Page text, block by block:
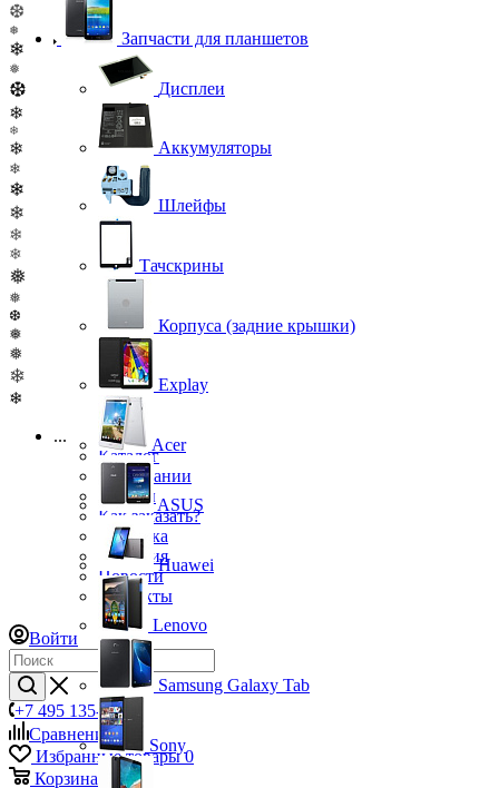
❆
❅
❄
❅
❆
❄
❄
❄
❄
❄
❄
❄
❄
❅
❅
❆
❅
❅
❄
❄
...
Каталог
О компании
Бренды
Как заказать?
Доставка
Гарантия
Новости
Контакты
Войти
+7 495 135-39-43
Сравнение0
Избранные товары 0
Корзина
Запчасти для планшетов
Дисплеи
Аккумуляторы
Шлейфы
Тачскрины
Корпуса (задние крышки)
Explay
Acer
ASUS
Huawei
Lenovo
Samsung Galaxy Tab
Sony